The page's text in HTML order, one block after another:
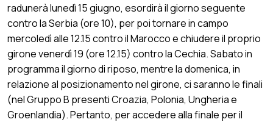
radunerà lunedì 15 giugno, esordirà il giorno seguente
contro la Serbia (ore 10), per poi tornare in campo
mercoledì alle 12.15 contro il Marocco e chiudere il proprio
girone venerdì 19 (ore 12.15) contro la Cechia. Sabato in
programma il giorno di riposo, mentre la domenica, in
relazione al posizionamento nel girone, ci saranno le finali
(nel Gruppo B presenti Croazia, Polonia, Ungheria e
Groenlandia). Pertanto, per accedere alla finale per il